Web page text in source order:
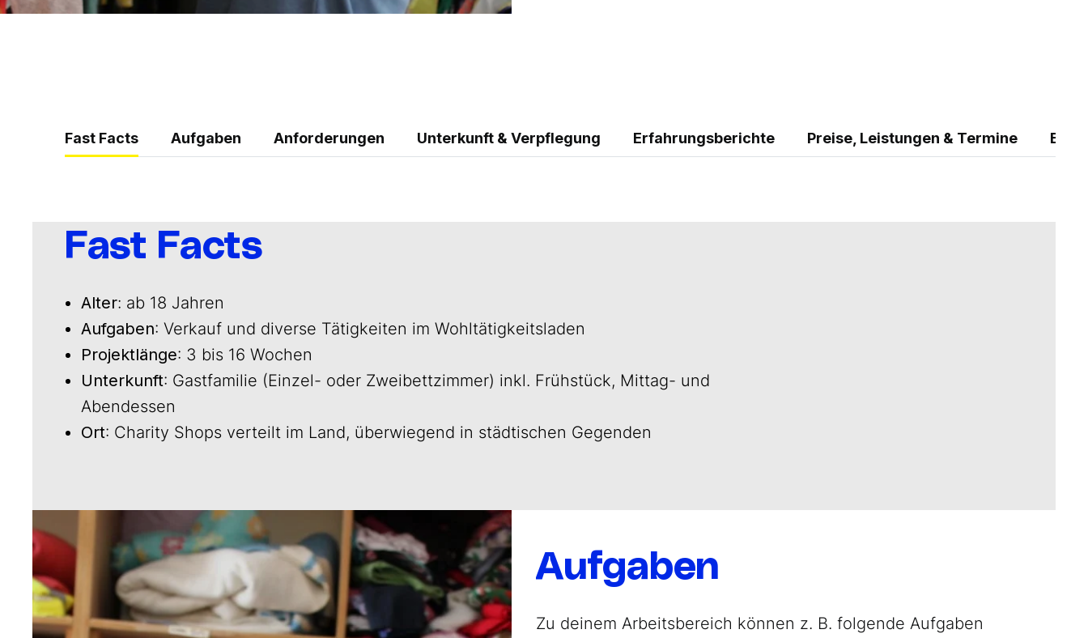
Fast Facts Aufgaben Anforderungen Unterkunft & Verpflegung Erfahrungsberichte Preise, Leistungen & Termine
Fast Facts
Alter: ab 18 Jahren
Aufgaben: Verkauf und diverse Tätigkeiten im Wohltätigkeitsladen
Projektlänge: 3 bis 16 Wochen
Unterkunft: Gastfamilie (Einzel- oder Zweibettzimmer) inkl. Frühstück, Mittag- und
Abendessen
Ort: Charity Shops verteilt im Land, überwiegend in städtischen Gegenden
Aufgaben
Zu deinem Arbeitsbereich können z. B. folgende Aufgaben